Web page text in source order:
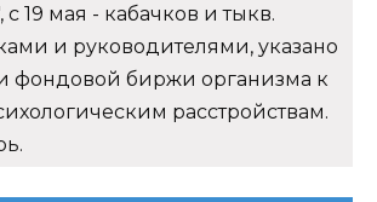
19 мая - кабачков и тыкв.
и руководителями, указано
фондовой биржи организма к
расстройствам.